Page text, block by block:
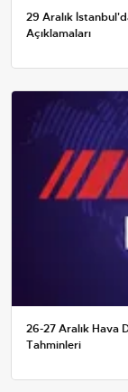
29 Aralık
Açıklamaları
26-27 Aralık Hava
Tahminleri